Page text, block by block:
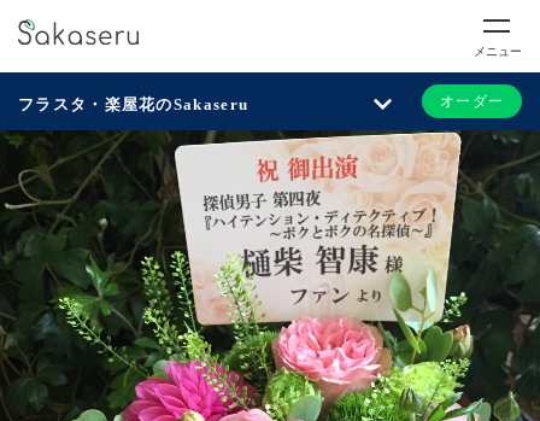
メニュー
フラスタ・楽屋花のSakaseru オーダー